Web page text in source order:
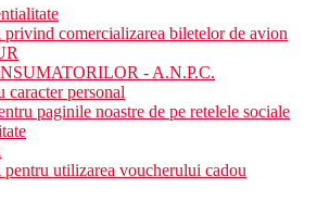
comercializarea biletelor de avion
- A.N.P.C.
caracter personal
paginile noastre de pe retelele sociale
utilizarea voucherului cadou